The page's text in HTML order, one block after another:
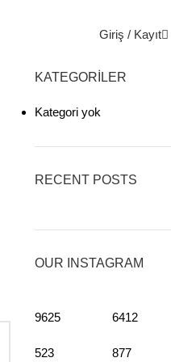
Giriş / Kayıt
KATEGORILER
Kategori yok
RECENT POSTS
OUR INSTAGRAM
9625
523
6412
877